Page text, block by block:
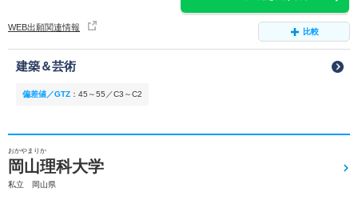
WEB出願関連情報 比較
建築＆芸術
偏差値／GTZ ： 45～55／C3～C2
おかやまりか
岡山理科大学
私立 岡山県